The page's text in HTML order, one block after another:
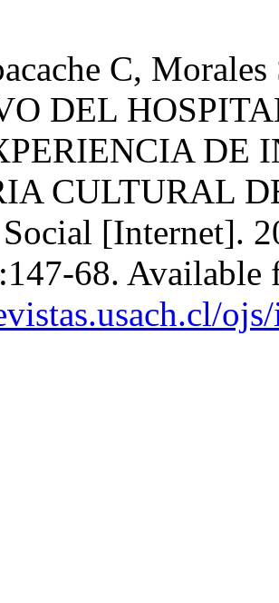
C,
DEL
DE
CULTURAL
[Internet].
68. Available